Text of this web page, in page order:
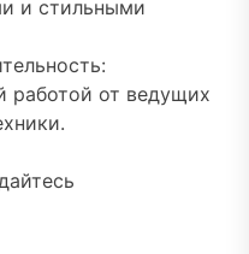
и стильными
работой от ведущих